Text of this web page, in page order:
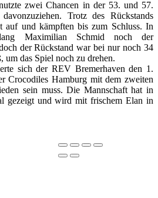
zwei Chancen in der 53. und 57.
Trotz des Rückstands
auf und kämpften bis zum Schluss. In
Maximilian Schmid noch der
der Rückstand war bei nur noch 34
um das Spiel noch zu drehen.
sich der REV Bremerhaven den 1.
Crocodiles Hamburg mit dem zweiten
sein muss. Die Mannschaft hat in
gezeigt und wird mit frischem Elan in